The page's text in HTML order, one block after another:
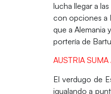
lucha llegar a
con opciones a
que aAlemania
portería de
AUSTRIA
El verdugo de
igualando a